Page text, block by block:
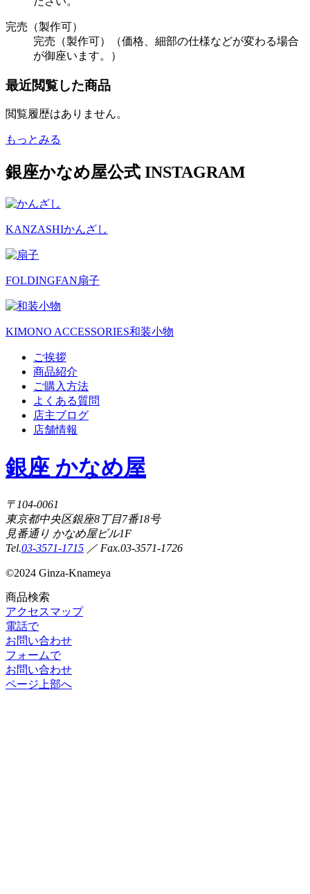
完売（製作可）
完売（製作可）（価格、細部の仕様などが変わる場合
が御座います。）
最近閲覧した商品
閲覧履歴はありません。
もっとみる
銀座かなめ屋公式 INSTAGRAM
KANZASHIかんざし
FOLDINGFAN扇子
KIMONO ACCESSORIES和装小物
ご挨拶
商品紹介
ご購入方法
よくある質問
店主ブログ
店舗情報
銀座 かなめ屋
〒104-0061
東京都中央区銀座8丁目7番18号
見番通り かなめ屋ビル1F
Tel.03-3571-1715 ／ Fax.03-3571-1726
©2024 Ginza-Knameya
商品検索
アクセスマップ
電話で
お問い合わせ
フォームで
お問い合わせ
ページ上部へ